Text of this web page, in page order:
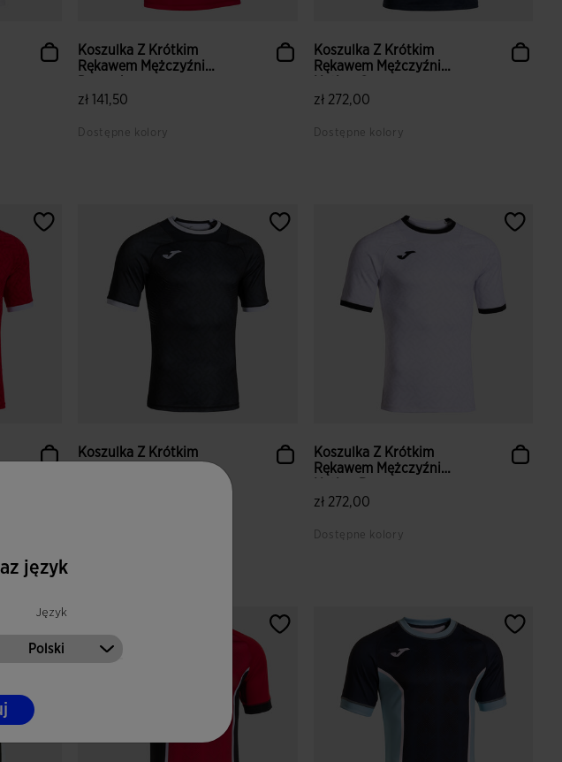
Koszulka Z Krótkim
Rękawem Mężczyźni
zł 141,50
Dostępne kolory
Koszulka Z Krótkim
Rękawem Mężczyźni
zł 272,00
Dostępne kolory
Koszulka Z Krótkim
Koszulka Z Krótkim
Rękawem Mężczyźni
zł 272,00
Dostępne kolory
język
Język
Polski